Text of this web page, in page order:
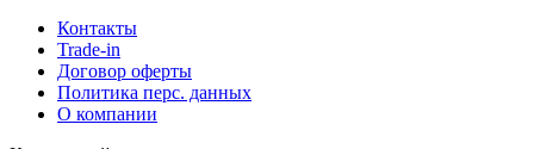
Контакты
Trade-in
Договор оферты
Политика перс. данных
О компании